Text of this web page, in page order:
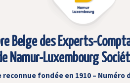
Belge des Experts-
Namur-Luxembourg
fondée en 1910 – Numéro